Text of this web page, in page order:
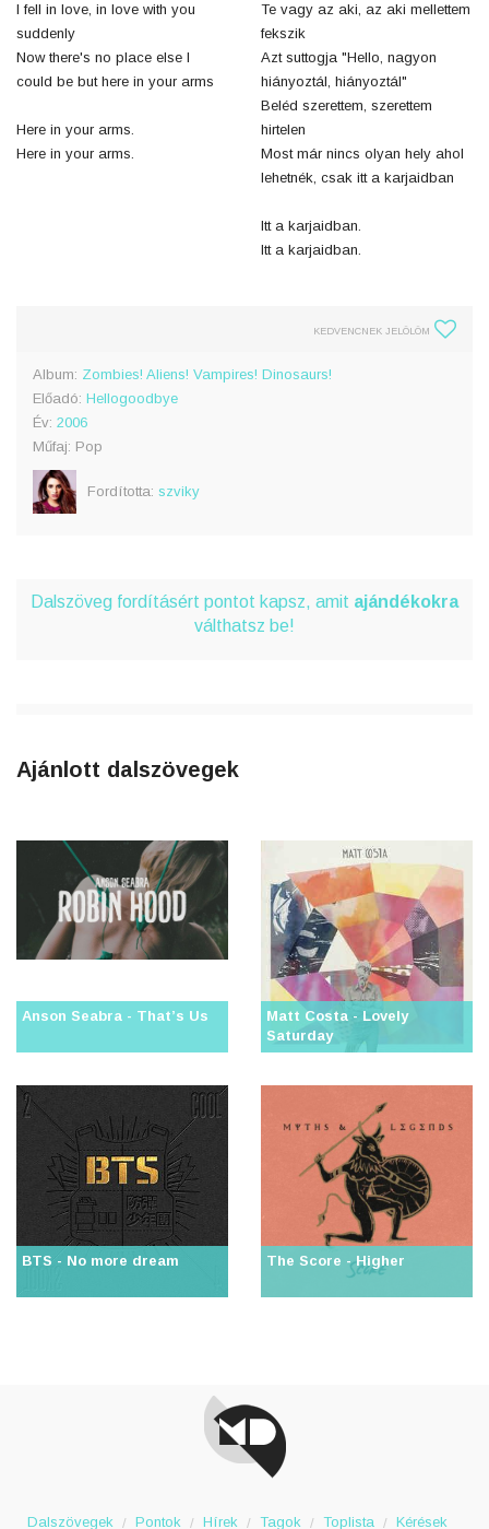
I fell in love, in love with you
suddenly
Now there's no place else I
could be but here in your arms
Here in your arms.
Here in your arms.
Te vagy az aki, az aki mellettem
fekszik
Azt suttogja "Hello, nagyon
hiányoztál, hiányoztál"
Beléd szerettem, szerettem
hirtelen
Most már nincs olyan hely ahol
lehetnék, csak itt a karjaidban
Itt a karjaidban.
Itt a karjaidban.
KEDVENCNEK JELÖLÖM
Album: Zombies! Aliens! Vampires! Dinosaurs!
Előadó: Hellogoodbye
Év: 2006
Műfaj: Pop
Fordította: szviky
Dalszöveg fordításért pontot kapsz, amit ajándékokra
válthatsz be!
Ajánlott dalszövegek
Anson Seabra - That’s Us
Matt Costa - Lovely
Saturday
BTS - No more dream The Score - Higher
Dalszövegek Pontok Hírek Tagok Toplista Kérések